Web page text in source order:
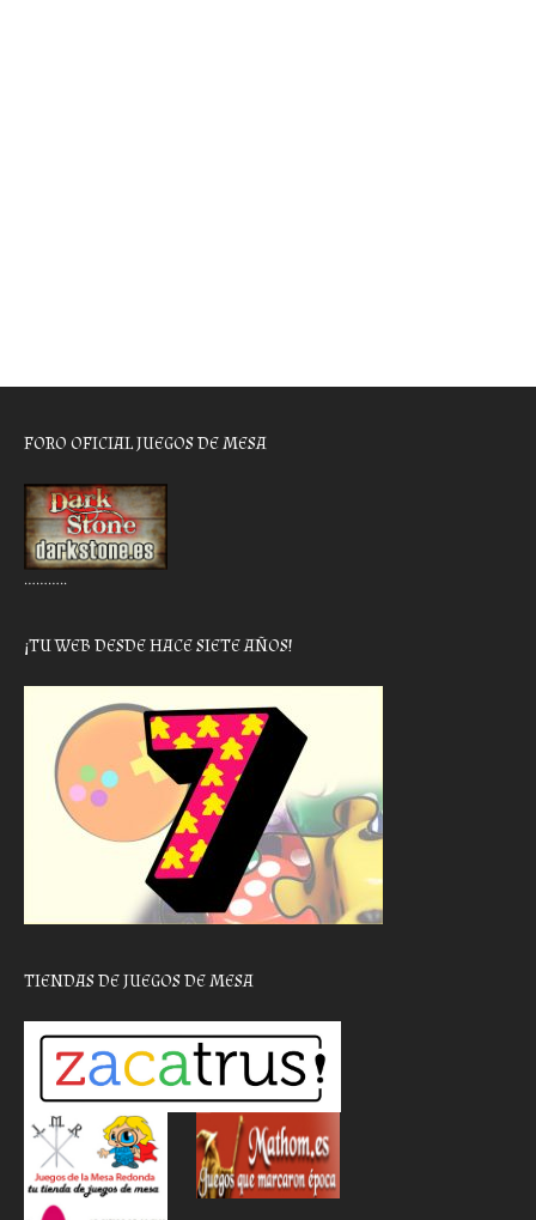
FORO OFICIAL JUEGOS DE MESA
………..
¡TU WEB DESDE HACE SIETE AÑOS!
TIENDAS DE JUEGOS DE MESA